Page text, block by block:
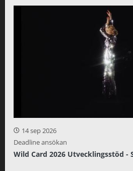
14 sep 2026
Deadline ansökan
Wild Card 2026 Utvecklingsstöd